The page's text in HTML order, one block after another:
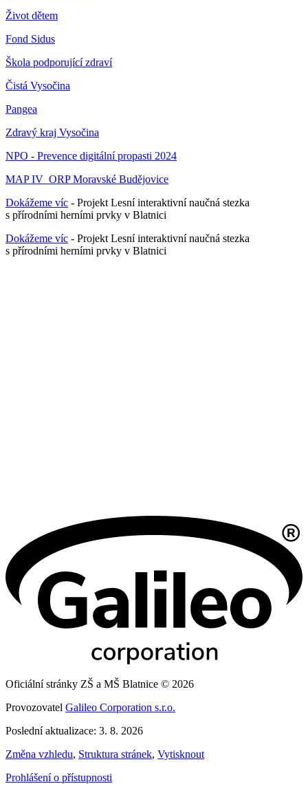
Život dětem
Fond Sidus
Škola podporující zdraví
Čistá Vysočina
Pangea
Zdravý kraj Vysočina
NPO - Prevence digitální propasti 2024
MAP IV_ORP Moravské Budějovice
Dokážeme víc - Projekt Lesní interaktivní naučná stezka
s přírodními herními prvky v Blatnici
Dokážeme víc - Projekt Lesní interaktivní naučná stezka
s přírodními herními prvky v Blatnici
Oficiální stránky ZŠ a MŠ Blatnice © 2026
Provozovatel Galileo Corporation s.r.o.
Poslední aktualizace: 3. 8. 2026
Změna vzhledu, Struktura stránek, Vytisknout
Prohlášení o přístupnosti